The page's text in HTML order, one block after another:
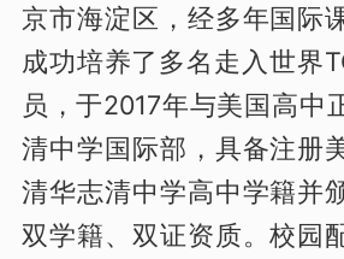
京市海淀区，经多年国际
成功培养了多名走入世界
员，于2017年与美国高中
清中学国际部，具备注册
清华志清中学高中学籍并
双学籍、双证资质。校园